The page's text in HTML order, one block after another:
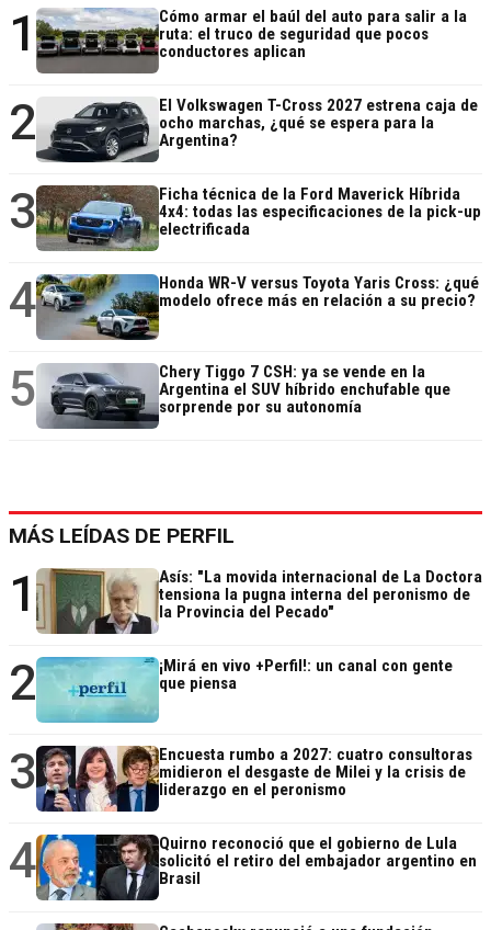
1
Cómo armar el baúl del auto para salir a la
ruta: el truco de seguridad que pocos
conductores aplican
2
El Volkswagen T-Cross 2027 estrena caja de
ocho marchas, ¿qué se espera para la
Argentina?
3
Ficha técnica de la Ford Maverick Híbrida
4x4: todas las especificaciones de la pick-up
electrificada
4
Honda WR-V versus Toyota Yaris Cross: ¿qué
modelo ofrece más en relación a su precio?
5
Chery Tiggo 7 CSH: ya se vende en la
Argentina el SUV híbrido enchufable que
sorprende por su autonomía
MÁS LEÍDAS DE PERFIL
1
Asís: "La movida internacional de La Doctora
tensiona la pugna interna del peronismo de
la Provincia del Pecado"
2
¡Mirá en vivo +Perfil!: un canal con gente
que piensa
3
Encuesta rumbo a 2027: cuatro consultoras
midieron el desgaste de Milei y la crisis de
liderazgo en el peronismo
4
Quirno reconoció que el gobierno de Lula
solicitó el retiro del embajador argentino en
Brasil